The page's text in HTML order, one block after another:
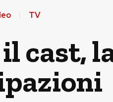
TV
cast,